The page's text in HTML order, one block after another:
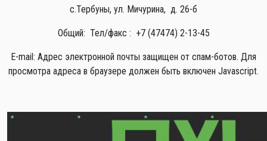
с.Тербуны, ул. Мичурина, д. 26-б
Общий: Тел/факс : +7 (47474) 2-13-45
E-mail: Адрес электронной почты защищен от спам-ботов. Для
просмотра адреса в браузере должен быть включен Javascript.